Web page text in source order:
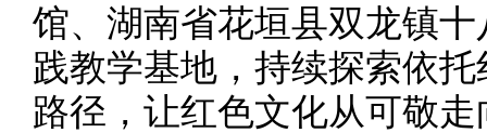
馆、湖南省花垣县双龙镇
践教学基地，持续探索依
路径，让红色文化从可敬